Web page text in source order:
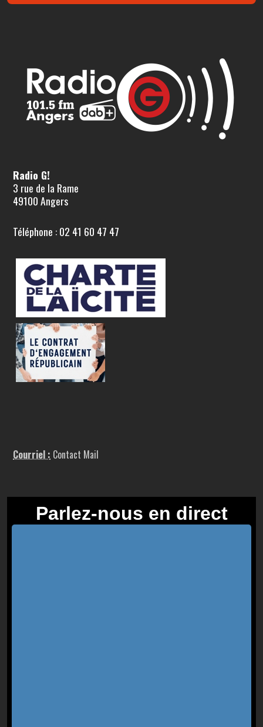
Radio G!
3 rue de la Rame
49100 Angers
Téléphone : 02 41 60 47 47
Courriel : Contact Mail